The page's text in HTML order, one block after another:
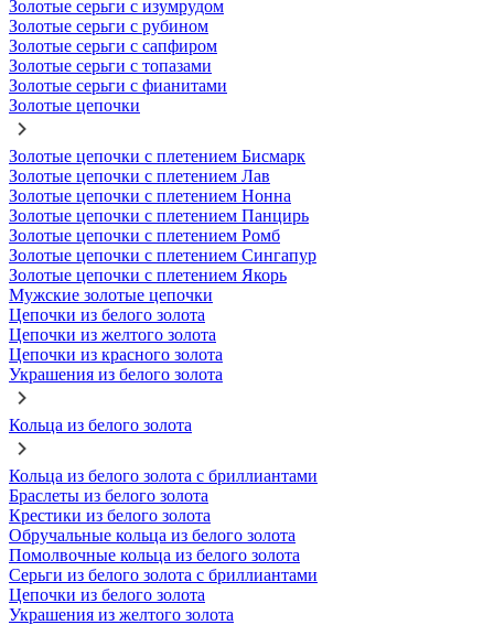
Золотые серьги с изумрудом
Золотые серьги с рубином
Золотые серьги с сапфиром
Золотые серьги с топазами
Золотые серьги с фианитами
Золотые цепочки
Золотые цепочки с плетением Бисмарк
Золотые цепочки с плетением Лав
Золотые цепочки с плетением Нонна
Золотые цепочки с плетением Панцирь
Золотые цепочки с плетением Ромб
Золотые цепочки с плетением Сингапур
Золотые цепочки с плетением Якорь
Мужские золотые цепочки
Цепочки из белого золота
Цепочки из желтого золота
Цепочки из красного золота
Украшения из белого золота
Кольца из белого золота
Кольца из белого золота с бриллиантами
Браслеты из белого золота
Крестики из белого золота
Обручальные кольца из белого золота
Помолвочные кольца из белого золота
Серьги из белого золота с бриллиантами
Цепочки из белого золота
Украшения из желтого золота